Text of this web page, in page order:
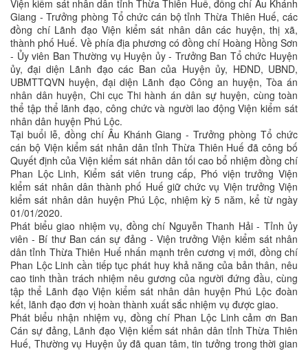
Viện kiểm sát nhân dân tỉnh Thừa Thiên Huế, đồng chí Âu Khánh
Giang - Trưởng phòng Tổ chức cán bộ tỉnh Thừa Thiên Huế, các
đồng chí Lãnh đạo Viện kiểm sát nhân dân các huyện, thị xã,
thành phố Huế. Về phía địa phương có đồng chí Hoàng Hồng Sơn
- Ủy viên Ban Thường vụ Huyện ủy - Trưởng Ban Tổ chức Huyện
ủy, đại diện Lãnh đạo các Ban của Huyện ủy, HĐND, UBND,
UBMTTQVN huyện, đại diện Lãnh đạo Công an huyện, Tòa án
nhân dân huyện, Chi cục Thi hành án dân sự huyện, cùng toàn
thể tập thể lãnh đạo, công chức và người lao động Viện kiểm sát
nhân dân huyện Phú Lộc.
Tại buổi lễ, đồng chí Âu Khánh Giang - Trưởng phòng Tổ chức
cán bộ Viện kiểm sát nhân dân tỉnh Thừa Thiên Huế đã công bố
Quyết định của Viện kiểm sát nhân dân tối cao bổ nhiệm đồng chí
Phan Lộc Linh, Kiểm sát viên trung cấp, Phó viện trưởng Viện
kiểm sát nhân dân thành phố Huế giữ chức vụ Viện trưởng Viện
kiểm sát nhân dân huyện Phú Lộc, nhiệm kỳ 5 năm, kể từ ngày
01/01/2020.
Phát biểu giao nhiệm vụ, đồng chí Nguyễn Thanh Hải - Tỉnh ủy
viên - Bí thư Ban cán sự đảng - Viện trưởng Viện kiểm sát nhân
dân tỉnh Thừa Thiên Huế nhấn mạnh trên cương vị mới, đồng chí
Phan Lộc Linh cần tiếp tục phát huy khả năng của bản thân, nêu
cao tinh thần trách nhiệm nêu gương của người đứng đầu, cùng
tập thể Lãnh đạo Viện kiểm sát nhân dân huyện Phú Lộc đoàn
kết, lãnh đạo đơn vị hoàn thành xuất sắc nhiệm vụ được giao.
Phát biểu nhận nhiệm vụ, đồng chí Phan Lộc Linh cảm ơn Ban
Cán sự đảng, Lãnh đạo Viện kiểm sát nhân dân tỉnh Thừa Thiên
Huế, Thường vụ Huyện ủy đã quan tâm, tin tưởng trong thời gian